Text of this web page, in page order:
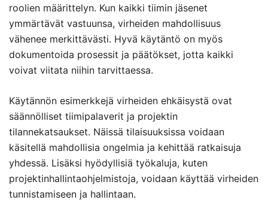
roolien määrittelyn. Kun kaikki tiimin jäsenet
ymmärtävät vastuunsa, virheiden mahdollisuus
vähenee merkittävästi. Hyvä käytäntö on myös
dokumentoida prosessit ja päätökset, jotta kaikki
voivat viitata niihin tarvittaessa.
Käytännön esimerkkejä virheiden ehkäisystä ovat
säännölliset tiimipalaverit ja projektin
tilannekatsaukset. Näissä tilaisuuksissa voidaan
käsitellä mahdollisia ongelmia ja kehittää ratkaisuja
yhdessä. Lisäksi hyödyllisiä työkaluja, kuten
projektinhallintaohjelmistoja, voidaan käyttää virheiden
tunnistamiseen ja hallintaan.